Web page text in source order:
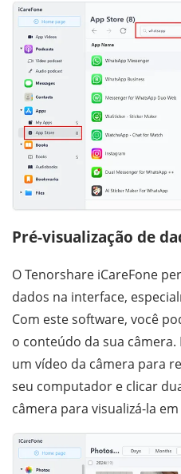
Pré-visualização de
O Tenorshare iCareFone
dados na interface,
Com este software, você
o conteúdo da sua câmera.
um vídeo da câmera para
seu computador e clicar
câmera para visualizá-la